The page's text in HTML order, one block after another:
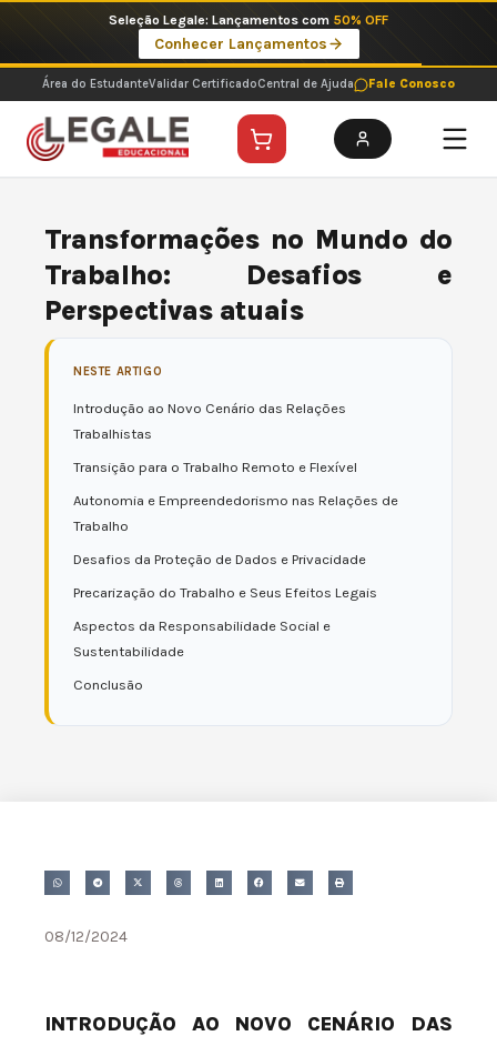
o
conteúdo
Seleção Legale: Lançamentos com 50% OFF
Conhecer Lançamentos
Área do EstudanteValidar CertificadoCentral de Ajuda Fale Conosco
Transformações no Mundo do
Trabalho: Desafios e
Perspectivas atuais
NESTE ARTIGO
Introdução ao Novo Cenário das Relações
Trabalhistas
Transição para o Trabalho Remoto e Flexível
Autonomia e Empreendedorismo nas Relações de
Trabalho
Desafios da Proteção de Dados e Privacidade
Precarização do Trabalho e Seus Efeitos Legais
Aspectos da Responsabilidade Social e
Sustentabilidade
Conclusão
08/12/2024
INTRODUÇÃO AO NOVO CENÁRIO DAS